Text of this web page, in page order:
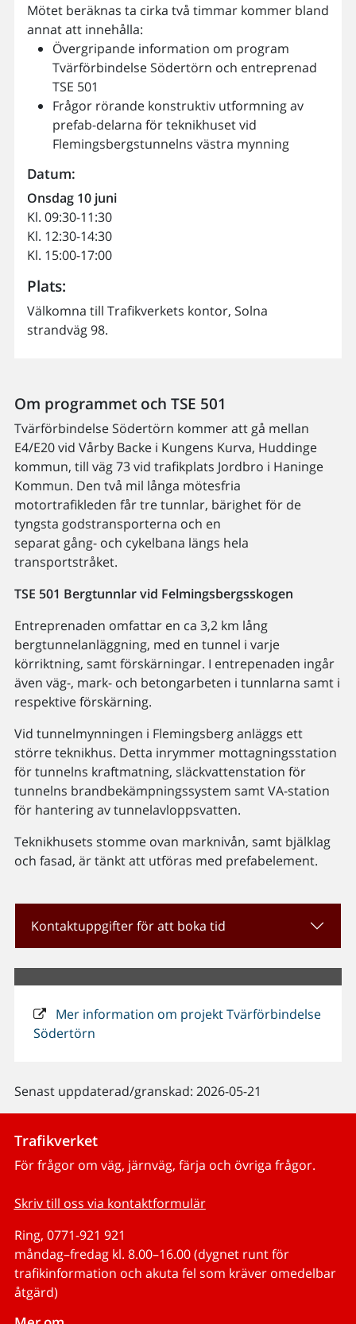
Mötet beräknas ta cirka två timmar kommer bland
annat att innehålla:
Övergripande information om program
Tvärförbindelse Södertörn och entreprenad
TSE 501
Frågor rörande konstruktiv utformning av
prefab-delarna för teknikhuset vid
Flemingsbergstunnelns västra mynning
Datum:
Onsdag 10 juni
Kl. 09:30-11:30
Kl. 12:30-14:30
Kl. 15:00-17:00
Plats:
Välkomna till Trafikverkets kontor, Solna
strandväg 98.
Om programmet och TSE 501
Tvärförbindelse Södertörn kommer att gå mellan
E4/E20 vid Vårby Backe i Kungens Kurva, Huddinge
kommun, till väg 73 vid trafikplats Jordbro i Haninge
Kommun. Den två mil långa mötesfria
motortrafikleden får tre tunnlar, bärighet för de
tyngsta godstransporterna och en
separat gång- och cykelbana längs hela
transportstråket.
TSE 501 Bergtunnlar vid Felmingsbergsskogen
Entreprenaden omfattar en ca 3,2 km lång
bergtunnelanläggning, med en tunnel i varje
körriktning, samt förskärningar. I entrepenaden ingår
även väg-, mark- och betongarbeten i tunnlarna samt i
respektive förskärning.
Vid tunnelmynningen i Flemingsberg anläggs ett
större teknikhus. Detta inrymmer mottagningsstation
för tunnelns kraftmatning, släckvattenstation för
tunnelns brandbekämpningssystem samt VA-station
för hantering av tunnelavloppsvatten.
Teknikhusets stomme ovan marknivån, samt bjälklag
och fasad, är tänkt att utföras med prefabelement.
Kontaktuppgifter för att boka tid
Mer information om projekt Tvärförbindelse
Södertörn
Senast uppdaterad/granskad: 2026-05-21
Trafikverket
För frågor om väg, järnväg, färja och övriga frågor.
Skriv till oss via kontaktformulär
Ring, 0771-921 921
måndag–fredag kl. 8.00–16.00 (dygnet runt för
trafikinformation och akuta fel som kräver omedelbar
åtgärd)